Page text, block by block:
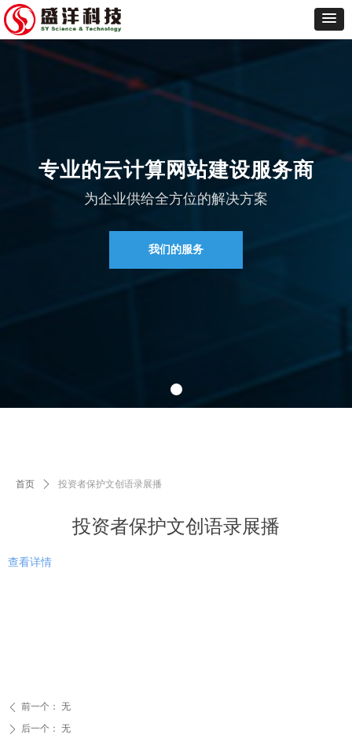
投资者保护文创语录展播
查看详情
ꄴ 前一个： 无
ꄲ 后一个： 无
首页 ꄲ 投资者保护文创语录展播
为企业供给全方位的解决方案
专业的云计算网站建设服务商
我们的服务